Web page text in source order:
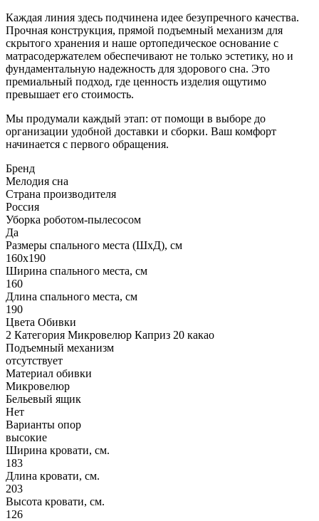
Каждая линия здесь подчинена идее безупречного качества.
Прочная конструкция, прямой подъемный механизм для
скрытого хранения и наше ортопедическое основание с
матрасодержателем обеспечивают не только эстетику, но и
фундаментальную надежность для здорового сна. Это
премиальный подход, где ценность изделия ощутимо
превышает его стоимость.
Мы продумали каждый этап: от помощи в выборе до
организации удобной доставки и сборки. Ваш комфорт
начинается с первого обращения.
Бренд
Мелодия сна
Страна производителя
Россия
Уборка роботом-пылесосом
Да
Размеры спального места (ШхД), см
160х190
Ширина спального места, см
160
Длина спального места, см
190
Цвета Обивки
2 Категория Микровелюр Каприз 20 какао
Подъемный механизм
отсутствует
Материал обивки
Микровелюр
Бельевый ящик
Нет
Варианты опор
высокие
Ширина кровати, см.
183
Длина кровати, см.
203
Высота кровати, см.
126